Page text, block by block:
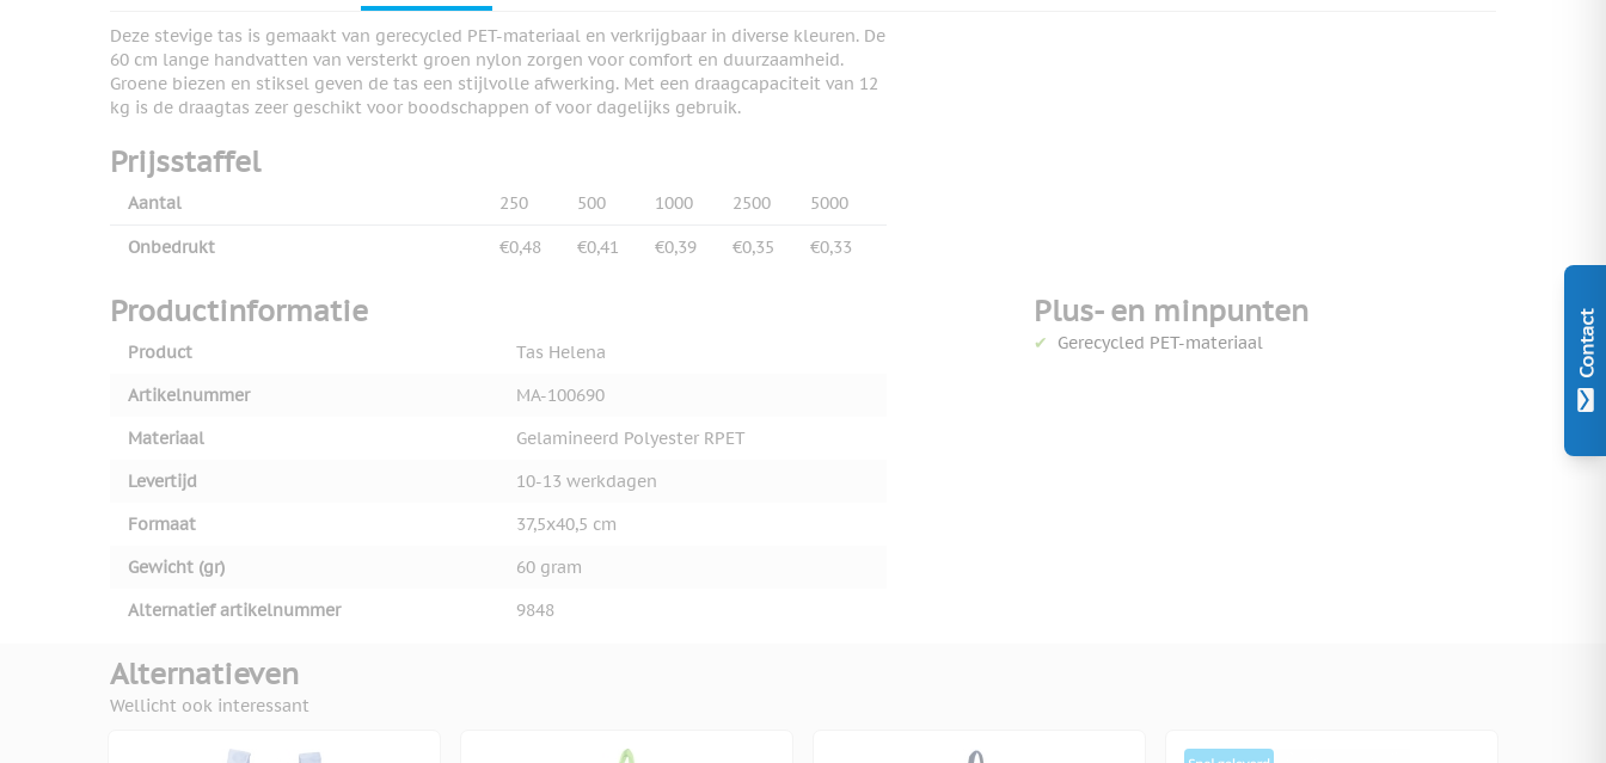
Contact
Deze stevige tas is gemaakt van gerecycled PET-materiaal en verkrijgbaar in diverse kleuren. De
60 cm lange handvatten van versterkt groen nylon zorgen voor comfort en duurzaamheid.
Groene biezen en stiksel geven de tas een stijlvolle afwerking. Met een draagcapaciteit van 12
kg is de draagtas zeer geschikt voor boodschappen of voor dagelijks gebruik.
Prijsstaffel
Aantal 250 500 1000 2500 5000
Onbedrukt €0,48 €0,41 €0,39 €0,35 €0,33
Productinformatie
Product
Tas Helena
Artikelnummer
MA-100690
Materiaal
Gelamineerd Polyester RPET
Levertijd
10-13 werkdagen
Formaat
37,5x40,5 cm
Gewicht (gr)
60 gram
Alternatief artikelnummer
9848
Plus- en minpunten
Gerecycled PET-materiaal
Alternatieven
Wellicht ook interessant